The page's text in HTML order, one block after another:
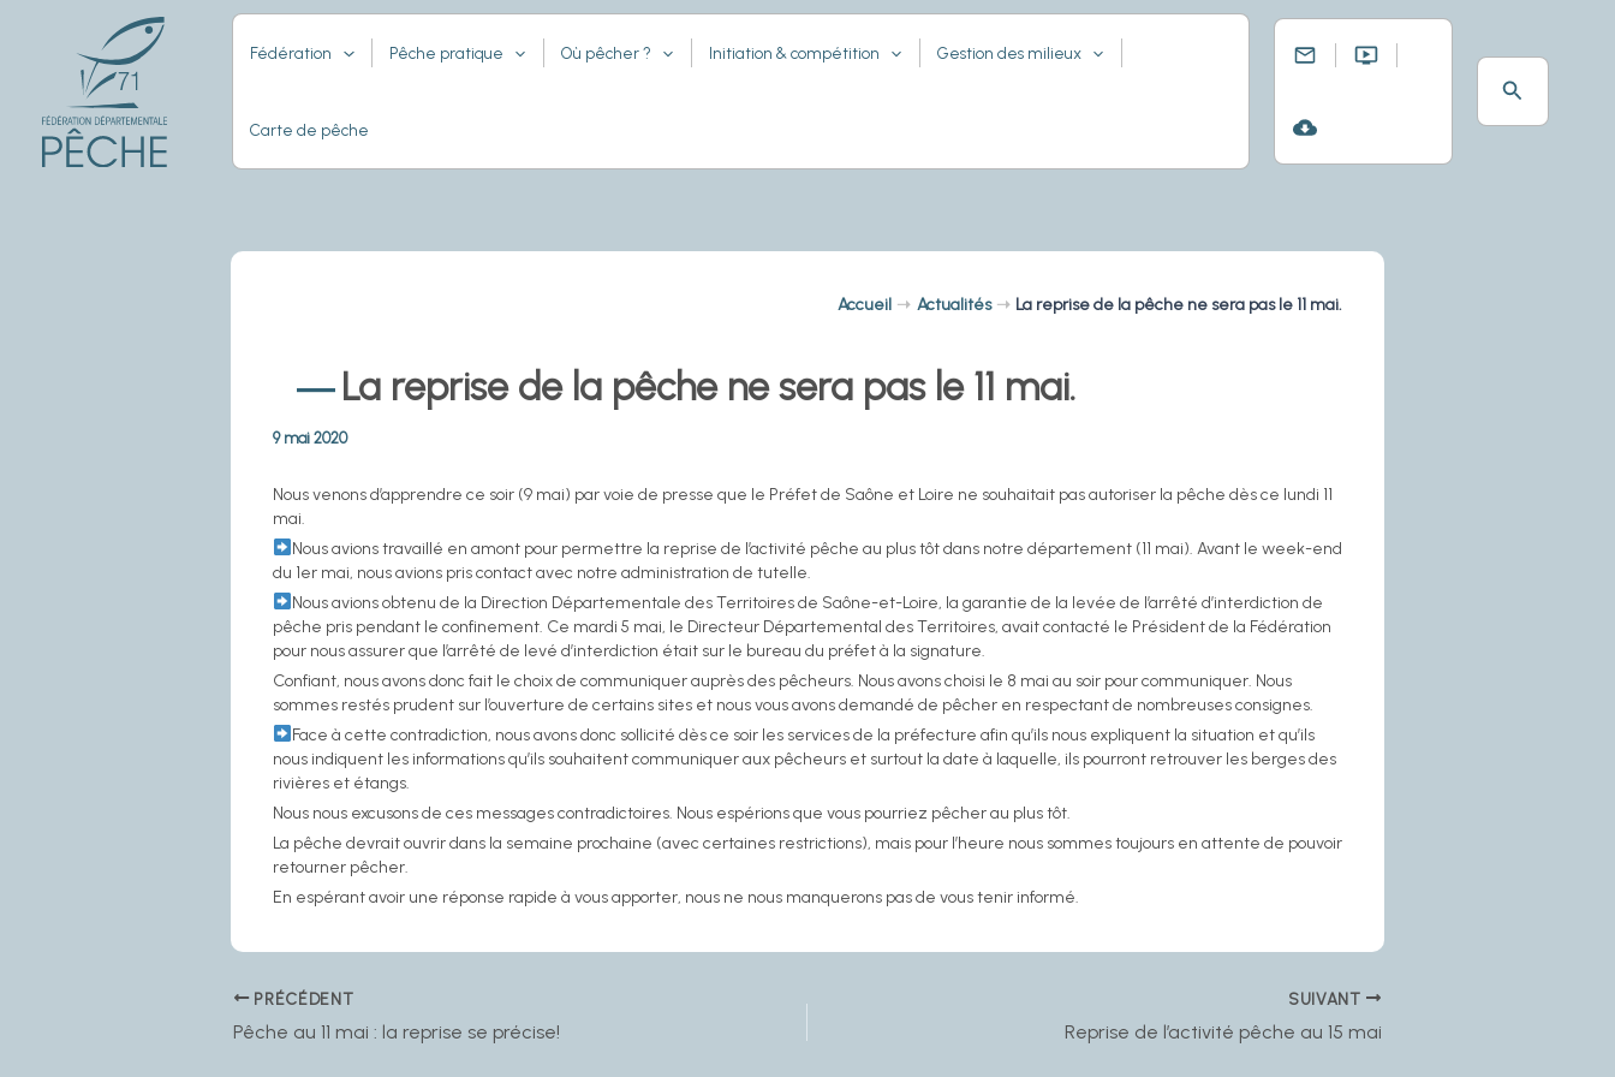
Fédération Pêche pratique Où pêcher ? Initiation & compétition Gestion des milieux
Carte de pêche
Rechercher
Accueil Actualités La reprise de la pêche ne sera pas le 11 mai.
La reprise de la pêche ne sera pas le 11 mai.
9 mai 2020
Nous venons d’apprendre ce soir (9 mai) par voie de presse que le Préfet de Saône et Loire ne souhaitait pas autoriser la pêche dès ce lundi 11
mai.
Nous avions travaillé en amont pour permettre la reprise de l’activité pêche au plus tôt dans notre département (11 mai). Avant le week-end
du 1er mai, nous avions pris contact avec notre administration de tutelle.
Nous avions obtenu de la Direction Départementale des Territoires de Saône-et-Loire, la garantie de la levée de l’arrêté d’interdiction de
pêche pris pendant le confinement. Ce mardi 5 mai, le Directeur Départemental des Territoires, avait contacté le Président de la Fédération
pour nous assurer que l’arrêté de levé d’interdiction était sur le bureau du préfet à la signature.
Confiant, nous avons donc fait le choix de communiquer auprès des pêcheurs. Nous avons choisi le 8 mai au soir pour communiquer. Nous
sommes restés prudent sur l’ouverture de certains sites et nous vous avons demandé de pêcher en respectant de nombreuses consignes.
Face à cette contradiction, nous avons donc sollicité dès ce soir les services de la préfecture afin qu’ils nous expliquent la situation et qu’ils
nous indiquent les informations qu’ils souhaitent communiquer aux pêcheurs et surtout la date à laquelle, ils pourront retrouver les berges des
rivières et étangs.
Nous nous excusons de ces messages contradictoires. Nous espérions que vous pourriez pêcher au plus tôt.
La pêche devrait ouvrir dans la semaine prochaine (avec certaines restrictions), mais pour l’heure nous sommes toujours en attente de pouvoir
retourner pêcher.
En espérant avoir une réponse rapide à vous apporter, nous ne nous manquerons pas de vous tenir informé.
PRÉCÉDENT
Pêche au 11 mai : la reprise se précise!
SUIVANT
Reprise de l’activité pêche au 15 mai